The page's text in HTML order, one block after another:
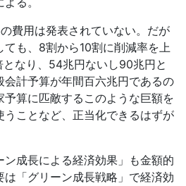
費用は発表されていない。だが
も、8割から10割に削減率を上
なり、54兆円ないし90兆円と
会計予算が年間百六兆円であるの
算に匹敵するこのような巨額を
ことなど、正当化できるはずが
成長による経済効果」も金額的
「グリーン成長戦略」で経済効